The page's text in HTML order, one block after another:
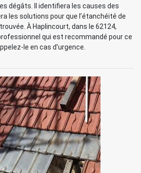
dégâts. Il identifiera les causes des
les solutions pour que l’étanchéité de
À Haplincourt, dans le 62124,
qui est recommandé pour ce
le en cas d’urgence.